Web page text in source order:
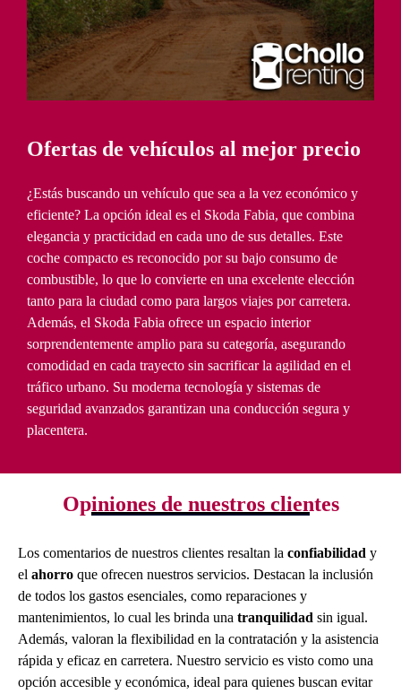
Ofertas de vehículos al mejor precio
¿Estás buscando un vehículo que sea a la vez económico y
eficiente? La opción ideal es el Skoda Fabia, que combina
elegancia y practicidad en cada uno de sus detalles. Este
coche compacto es reconocido por su bajo consumo de
combustible, lo que lo convierte en una excelente elección
tanto para la ciudad como para largos viajes por carretera.
Además, el Skoda Fabia ofrece un espacio interior
sorprendentemente amplio para su categoría, asegurando
comodidad en cada trayecto sin sacrificar la agilidad en el
tráfico urbano. Su moderna tecnología y sistemas de
seguridad avanzados garantizan una conducción segura y
placentera.
Opiniones de nuestros clientes
Los comentarios de nuestros clientes resaltan la confiabilidad y
el ahorro que ofrecen nuestros servicios. Destacan la inclusión
de todos los gastos esenciales, como reparaciones y
mantenimientos, lo cual les brinda una tranquilidad sin igual.
Además, valoran la flexibilidad en la contratación y la asistencia
rápida y eficaz en carretera. Nuestro servicio es visto como una
opción accesible y económica, ideal para quienes buscan evitar